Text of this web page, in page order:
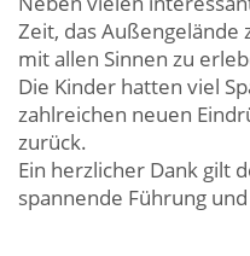
Zeit, das
mit allen Sinnen zu
Die Kinder hatten viel
zahlreichen neuen
zurück.
Ein herzlicher Dank gilt
spannende Führung